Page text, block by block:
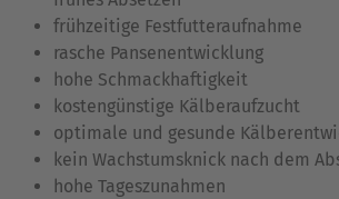
frühzeitige Festfutteraufnahme
rasche Pansenentwicklung
hohe Schmackhaftigkeit
kostengünstige Kälberaufzucht
optimale und gesunde
kein Wachstumsknick nach dem
hohe Tageszunahmen